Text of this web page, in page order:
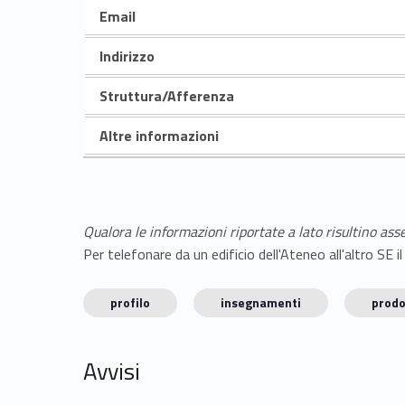
Email
Indirizzo
Struttura/Afferenza
Altre informazioni
Qualora le informazioni riportate a lato risultino
Per telefonare da un edificio dell'Ateneo all'altro
profilo insegnamenti
Avvisi